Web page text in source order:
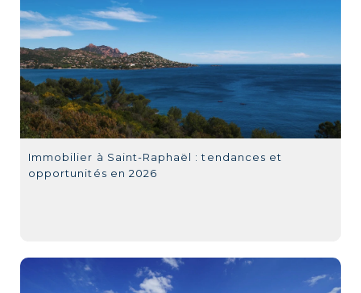
Immobilier à Saint-Raphaël : tendances et
opportunités en 2026